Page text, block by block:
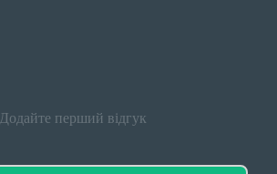
Додайте перший відгук